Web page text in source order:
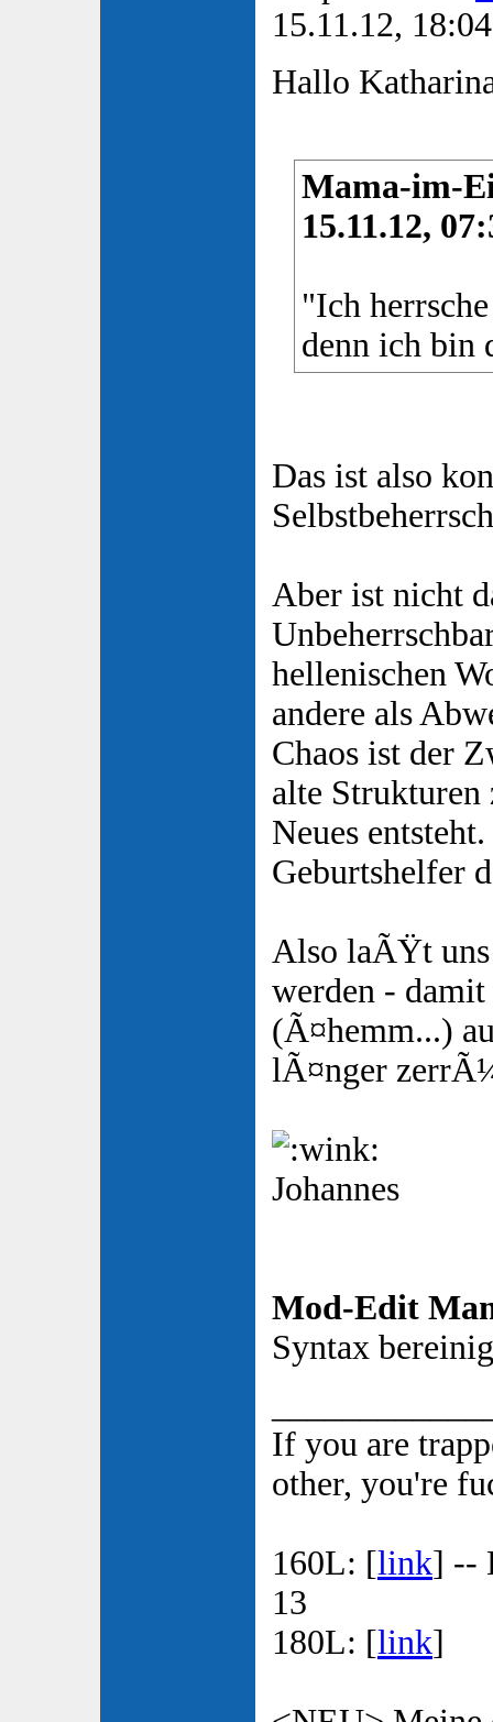
15.11.12, 18:04
Hallo
Mama-im-
15.11.12,
"Ich
denn ich bin
Das ist also
Aber ist nicht
hellenischen
andere als
Chaos ist der
alte Strukturen
Neues
Geburtshelfer
Also laÃŸt
werden - damit
(Ã¤hemm...)
lÃ¤nger
Johannes
Mod-Edit
Syntax
If you are
other, you're
160L: [link] --
13
180L: [link]